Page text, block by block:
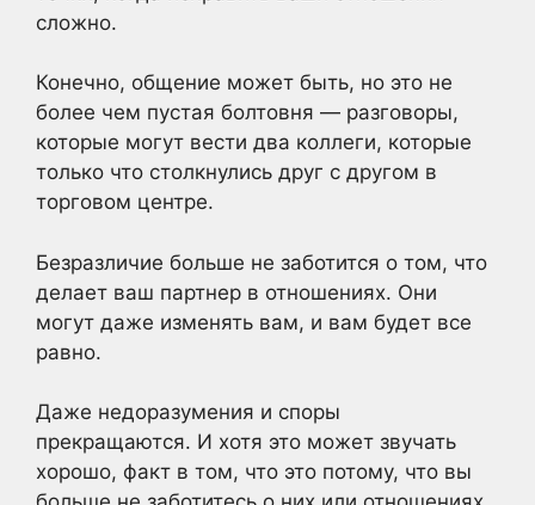
сложно.
Конечно, общение может быть, но это не
более чем пустая болтовня — разговоры,
которые могут вести два коллеги, которые
только что столкнулись друг с другом в
торговом центре.
Безразличие больше не заботится о том, что
делает ваш партнер в отношениях. Они
могут даже изменять вам, и вам будет все
равно.
Даже недоразумения и споры
прекращаются. И хотя это может звучать
хорошо, факт в том, что это потому, что вы